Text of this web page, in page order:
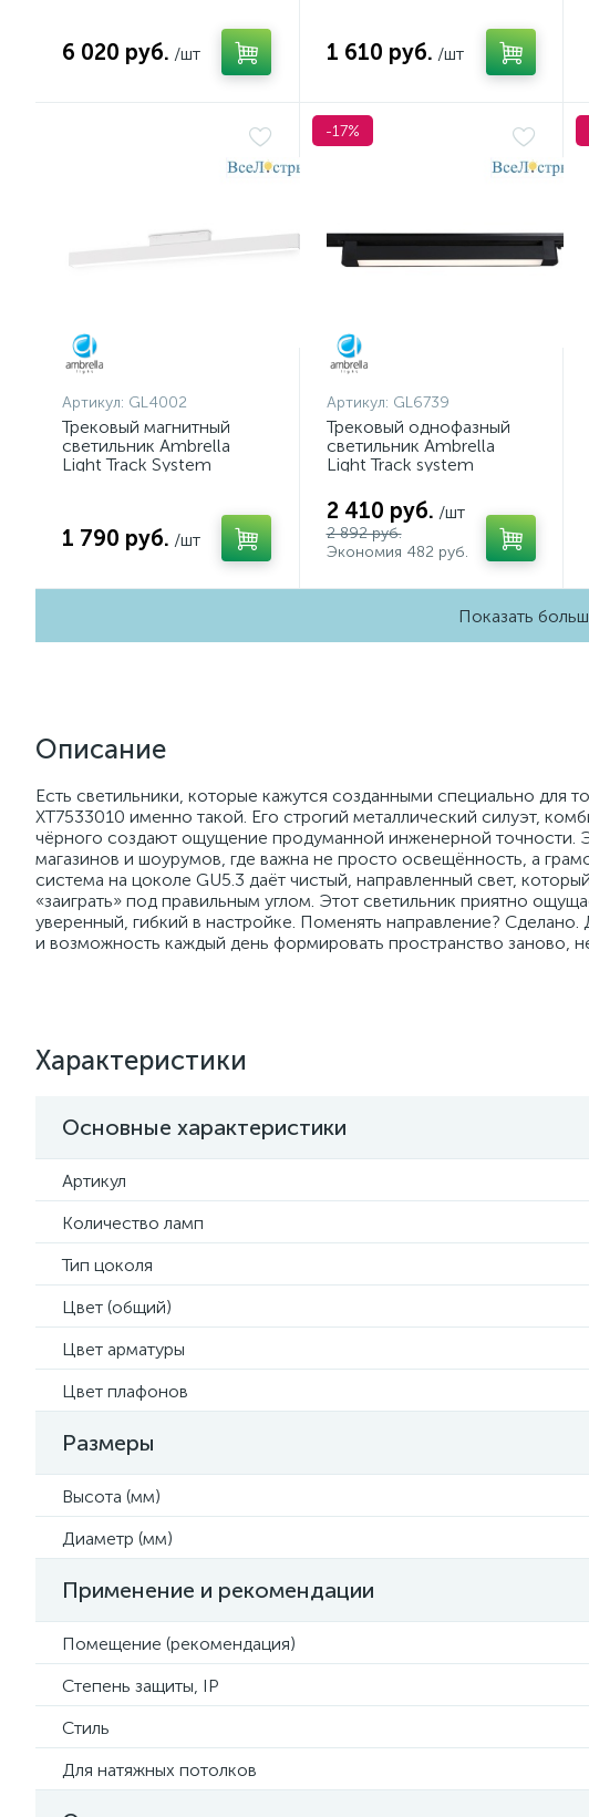
6 020 руб. /шт 1 610 руб. /шт
Артикул: GL4002
Трековый магнитный
светильник Ambrella
Light Track System
1 790 руб. /шт
-17%
Артикул: GL6739
Трековый однофазный
светильник Ambrella
Light Track system
2 410 руб. /шт
2 892 руб.
Экономия 482 руб.
Показать
Описание
Есть светильники, которые кажутся созданными специально для
XT7533010 именно такой. Его строгий металлический силуэт,
чёрного создают ощущение продуманной инженерной точности.
магазинов и шоурумов, где важна не просто освещённость, а
система на цоколе GU5.3 даёт чистый, направленный свет,
«заиграть» под правильным углом. Этот светильник приятно
уверенный, гибкий в настройке. Поменять направление?
и возможность каждый день формировать пространство заново,
Характеристики
Основные характеристики
Артикул
Количество ламп
Тип цоколя
Цвет (общий)
Цвет арматуры
Цвет плафонов
Размеры
Высота (мм)
Диаметр (мм)
Применение и рекомендации
Помещение (рекомендация)
Степень защиты, IP
Стиль
Для натяжных потолков